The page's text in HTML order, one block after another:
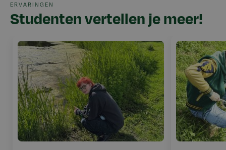
ERVARINGEN
Studenten vertellen je meer!